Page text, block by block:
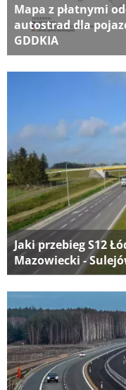
Mapa z płatnymi
autostrad dla
GDDKIA
Jaki przebieg S12
Mazowiecki -